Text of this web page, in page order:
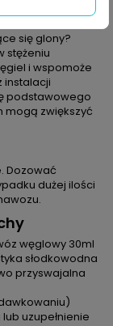
się glony?
stężeniu
i wspomoże
instalacji
podstawowego
mogą zwiększyć
Dozować
dużej ilości
węglowy 30ml
słodkowodna
przyswajalna
uzupełnienie